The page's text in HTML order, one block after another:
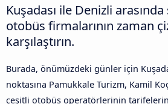
Kuşadası ile Denizli
otobüs firmalarının zaman
karşılaştırın.
Burada, önümüzdeki günler için
noktasına Pamukkale Turizm, Kamil
çeşitli otobüs operatörlerinin